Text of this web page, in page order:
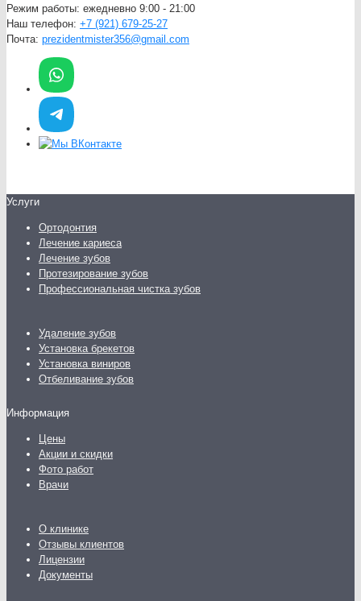
Режим работы: ежедневно 9:00 - 21:00
Наш телефон: +7 (921) 679-25-27
Почта: prezidentmister356@gmail.com
Услуги
Ортодонтия
Лечение кариеса
Лечение зубов
Протезирование зубов
Профессиональная чистка зубов
Удаление зубов
Установка брекетов
Установка виниров
Отбеливание зубов
Информация
Цены
Акции и скидки
Фото работ
Врачи
О клинике
Отзывы клиентов
Лицензии
Документы